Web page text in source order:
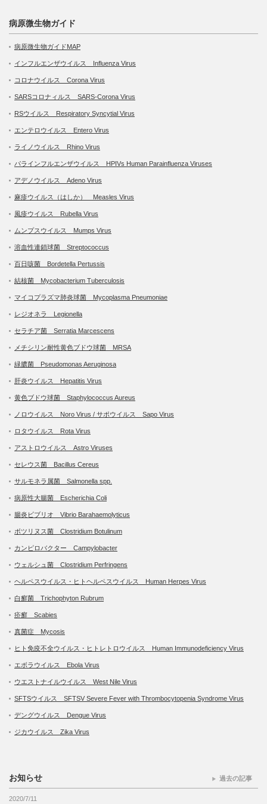
病原微生物ガイド
病原微生物ガイドMAP
インフルエンザウイルス Influenza Virus
コロナウイルス Corona Virus
SARSコロナィルス SARS-Corona Virus
RSウイルス Respiratory Syncytial Virus
エンテロウイルス Entero Virus
ライノウイルス Rhino Virus
パラインフルエンザウイルス HPIVs Human Parainfluenza Viruses
アデノウイルス Adeno Virus
麻疹ウイルス（はしか） Measles Virus
風疹ウイルス Rubella Virus
ムンプスウイルス Mumps Virus
溶血性連鎖球菌 Streptococcus
百日咳菌 Bordetella Pertussis
結核菌 Mycobacterium Tuberculosis
マイコプラズマ肺炎球菌 Mycoplasma Pneumoniae
レジオネラ Legionella
セラチア菌 Serratia Marcescens
メチシリン耐性黄色ブドウ球菌 MRSA
緑膿菌 Pseudomonas Aeruginosa
肝炎ウイルス Hepatitis Virus
黄色ブドウ球菌 Staphylococcus Aureus
ノロウイルス Noro Virus / サポウイルス Sapo Virus
ロタウイルス Rota Virus
アストロウイルス Astro Viruses
セレウス菌 Bacillus Cereus
サルモネラ属菌 Salmonella spp.
病原性大腸菌 Escherichia Coli
腸炎ビブリオ Vibrio Barahaemolyticus
ボツリヌス菌 Clostridium Botulinum
カンピロバクター Campylobacter
ウェルシュ菌 Clostridium Perfringens
ヘルペスウイルス・ヒトヘルペスウイルス Human Herpes Virus
白癬菌 Trichophyton Rubrum
疥癬 Scabies
真菌症 Mycosis
ヒト免疫不全ウイルス・ヒトレトロウイルス Human Immunodeficiency Virus
エボラウイルス Ebola Virus
ウエストナイルウイルス West Nile Virus
SFTSウイルス SFTSV Severe Fever with Thrombocytopenia Syndrome Virus
デングウイルス Dengue Virus
ジカウイルス Zika Virus
お知らせ
2020/7/11
過去の記事